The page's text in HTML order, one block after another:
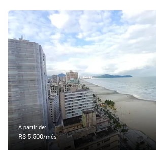
A partir de:
R$ 5.500/mês